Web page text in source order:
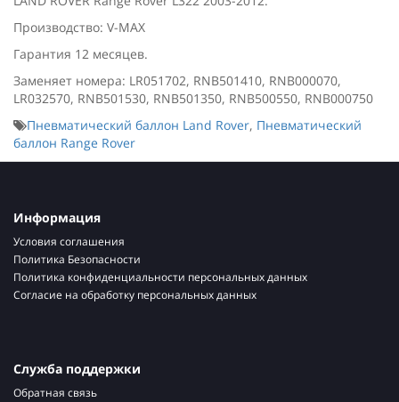
Производство: V-MAX
Гарантия 12 месяцев.
Заменяет номера: LR051702, RNB501410, RNB000070,
LR032570, RNB501530, RNB501350, RNB500550, RNB000750
Пневматический баллон Land Rover, Пневматический
баллон Range Rover
Информация
Условия соглашения
Политика Безопасности
Политика конфиденциальности персональных данных
Согласие на обработку персональных данных
Служба поддержки
Обратная связь